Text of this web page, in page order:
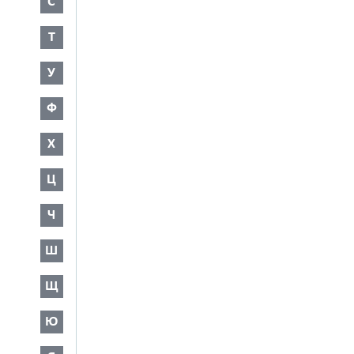
Т
У
Ф
Х
Ц
Ч
Ш
Щ
Ю